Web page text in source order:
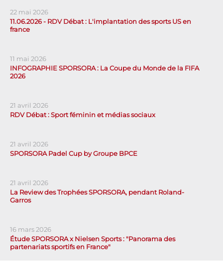
22 mai 2026
11.06.2026 - RDV Débat : L'implantation des sports US en
france
11 mai 2026
INFOGRAPHIE SPORSORA : La Coupe du Monde de la FIFA
2026
21 avril 2026
RDV Débat : Sport féminin et médias sociaux
21 avril 2026
SPORSORA Padel Cup by Groupe BPCE
21 avril 2026
La Review des Trophées SPORSORA, pendant Roland-
Garros
16 mars 2026
Étude SPORSORA x Nielsen Sports : "Panorama des
partenariats sportifs en France"